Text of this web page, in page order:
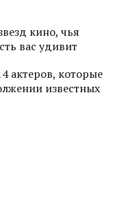
кино, чья
вас удивит
актеров, которые
известных